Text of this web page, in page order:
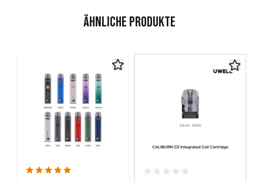
Ähnliche Produkte
Das Navigieren durch die Elemente des Karussells ist mit